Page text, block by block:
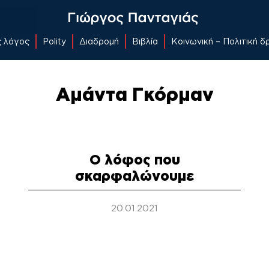
λόγος Polity Διαδρομή Βιβλία Κοινωνική – Πολιτική
Αμάντα Γκόρμαν
Ο λόφος που
σκαρφαλώνουμε
20.01.2021